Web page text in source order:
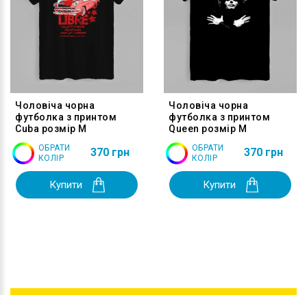
Чоловіча чорна
футболка з принтом
Cuba розмір M
ОБРАТИ
КОЛІР
370 грн
Купити
Чоловіча чорна
футболка з принтом
Queen розмір M
ОБРАТИ
КОЛІР
370 грн
Купити